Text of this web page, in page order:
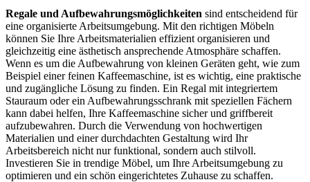
Regale und Aufbewahrungsmöglichkeiten sind entscheidend für
eine organisierte Arbeitsumgebung. Mit den richtigen Möbeln
können Sie Ihre Arbeitsmaterialien effizient organisieren und
gleichzeitig eine ästhetisch ansprechende Atmosphäre schaffen.
Wenn es um die Aufbewahrung von kleinen Geräten geht, wie zum
Beispiel einer feinen Kaffeemaschine, ist es wichtig, eine praktische
und zugängliche Lösung zu finden. Ein Regal mit integriertem
Stauraum oder ein Aufbewahrungsschrank mit speziellen Fächern
kann dabei helfen, Ihre Kaffeemaschine sicher und griffbereit
aufzubewahren. Durch die Verwendung von hochwertigen
Materialien und einer durchdachten Gestaltung wird Ihr
Arbeitsbereich nicht nur funktional, sondern auch stilvoll.
Investieren Sie in trendige Möbel, um Ihre Arbeitsumgebung zu
optimieren und ein schön eingerichtetes Zuhause zu schaffen.